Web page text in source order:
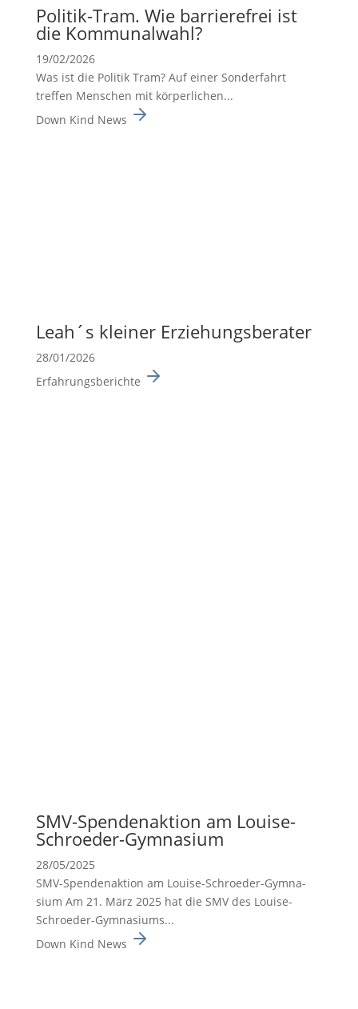
Politik-Tram. Wie barrie­re­frei ist
die Kommu­nal­wahl?
19/02/2026
Was ist die Politik Tram? Auf einer Sonderfahrt
treffen Menschen mit körperlichen...
Down Kind News
Leah´s kleiner Erzie­hungs­be­rater
28/01/2026
Erfahrungsberichte
SMV-Spenden­ak­tion am Louise-
Schroeder-Gymna­sium
28/05/2025
SMV-Spenden­ak­tion am Louise-Schroeder-Gymna­
sium Am 21. März 2025 hat die SMV des Louise-
Schroeder-Gymna­siums...
Down Kind News